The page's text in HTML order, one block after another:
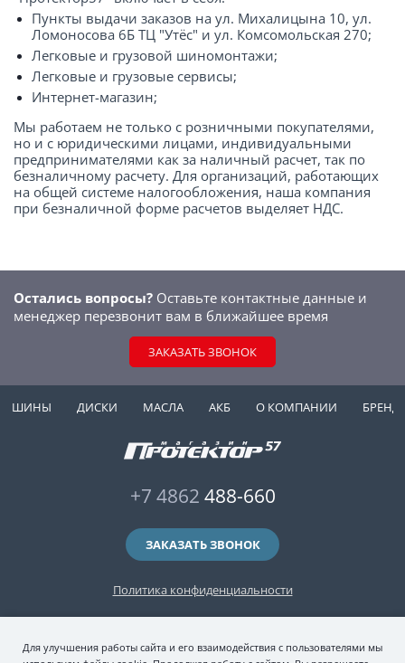
Пункты выдачи заказов на ул. Михалицына 10, ул.
Ломоносова 6Б ТЦ "Утёс" и ул. Комсомольская 270;
Легковые и грузовой шиномонтажи;
Легковые и грузовые сервисы;
Интернет-магазин;
Мы работаем не только с розничными покупателями,
но и с юридическими лицами, индивидуальными
предпринимателями как за наличный расчет, так по
безналичному расчету. Для организаций, работающих
на общей системе налогообложения, наша компания
при безналичной форме расчетов выделяет НДС.
Остались вопросы? Оставьте контактные данные и
менеджер перезвонит вам в ближайшее время
ЗАКАЗАТЬ ЗВОНОК
ШИНЫ ДИСКИ МАСЛА АКБ О КОМПАНИИ
Политика конфиденциальности
+7 4862 488-660
ЗАКАЗАТЬ ЗВОНОК
2006-2026 © интернет-магазин "Протектор 57" — автомобильные шины
(зимние и летние шины), колесные диски, шиномонтаж и хранение шин.
Для улучшения работы сайта и его взаимодействия с пользователями мы